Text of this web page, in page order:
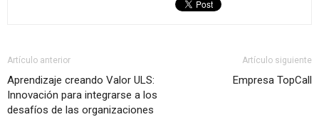
Artículo anterior
Aprendizaje creando Valor ULS:
Innovación para integrarse a los
desafíos de las organizaciones
Artículo siguiente
Empresa TopCall